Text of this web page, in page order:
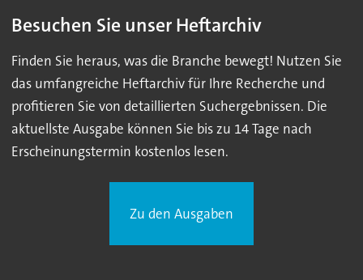
Besuchen Sie unser Heftarchiv
Finden Sie heraus, was die Branche bewegt! Nutzen Sie
das umfangreiche Heftarchiv für Ihre Recherche und
profitieren Sie von detaillierten Suchergebnissen. Die
aktuellste Ausgabe können Sie bis zu 14 Tage nach
Erscheinungstermin kostenlos lesen.
Zu den Ausgaben